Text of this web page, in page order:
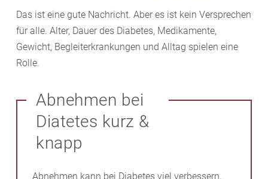
Das ist eine gute Nachricht. Aber es ist kein Versprechen
für alle. Alter, Dauer des Diabetes, Medikamente,
Gewicht, Begleiterkrankungen und Alltag spielen eine
Rolle.
Abnehmen bei
Diatetes kurz &
knapp
Abnehmen kann bei Diabetes viel verbessern.